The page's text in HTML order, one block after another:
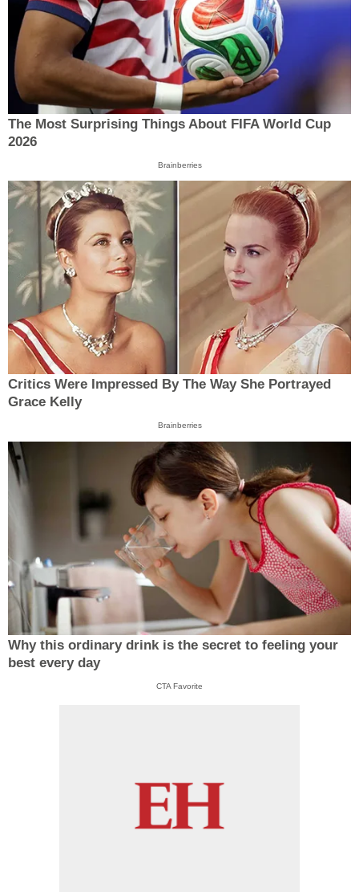
The Most Surprising Things About FIFA World Cup
2026
Brainberries
Critics Were Impressed By The Way She Portrayed
Grace Kelly
Brainberries
Why this ordinary drink is the secret to feeling your
best every day
CTA Favorite